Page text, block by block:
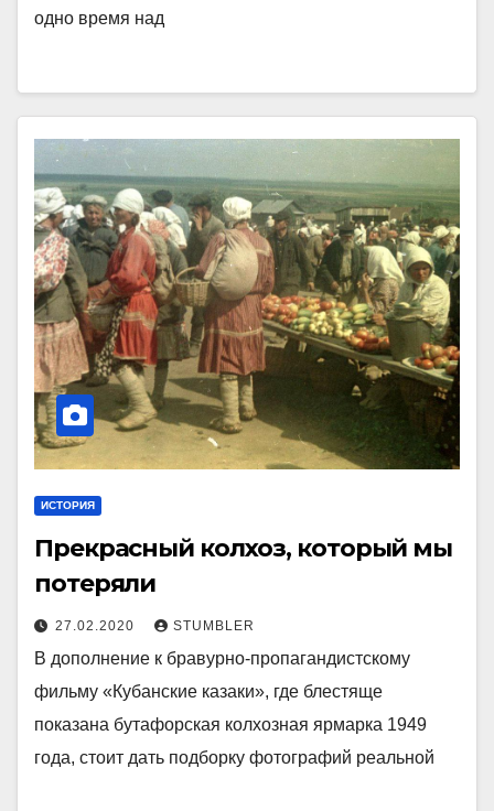
одно время над
ИСТОРИЯ
Прекрасный колхоз, который мы
потеряли
27.02.2020 STUMBLER
В дополнение к бравурно-пропагандистскому
фильму «Кубанские казаки», где блестяще
показана бутафорская колхозная ярмарка 1949
года, стоит дать подборку фотографий реальной